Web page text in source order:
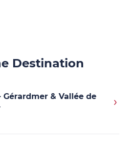
Destination
Gérardmer & Vallée de